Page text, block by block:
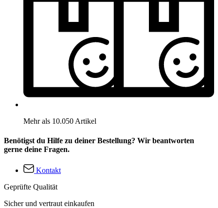
Mehr als 10.050 Artikel
Benötigst du Hilfe zu deiner Bestellung? Wir beantworten
gerne deine Fragen.
Kontakt
Geprüfte Qualität
Sicher und vertraut einkaufen